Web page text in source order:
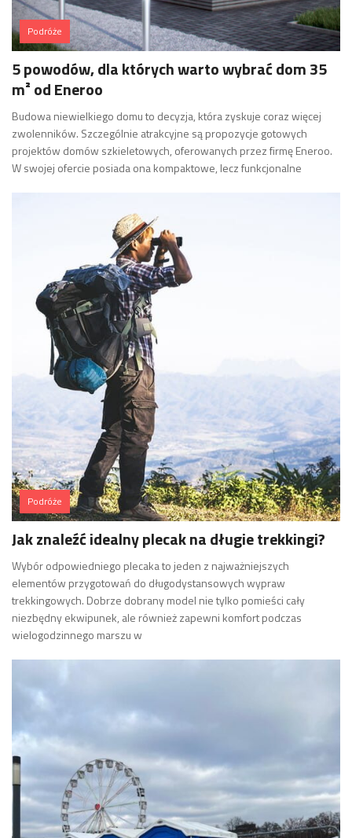
Podróże
5 powodów, dla których warto wybrać dom 35
m² od Eneroo
Budowa niewielkiego domu to decyzja, która zyskuje coraz więcej
zwolenników. Szczególnie atrakcyjne są propozycje gotowych
projektów domów szkieletowych, oferowanych przez firmę Eneroo.
W swojej ofercie posiada ona kompaktowe, lecz funkcjonalne
Podróże
Jak znaleźć idealny plecak na długie trekkingi?
Wybór odpowiedniego plecaka to jeden z najważniejszych
elementów przygotowań do długodystansowych wypraw
trekkingowych. Dobrze dobrany model nie tylko pomieści cały
niezbędny ekwipunek, ale również zapewni komfort podczas
wielogodzinnego marszu w